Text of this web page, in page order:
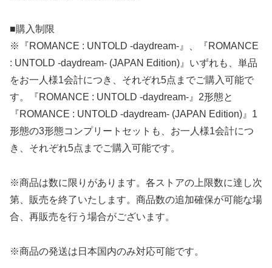
■購入制限
※『ROMANCE : UNTOLD -daydream-』、『ROMANCE
: UNTOLD -daydream- (JAPAN Edition)』いずれも、単品
をお一人様1会計につき、それぞれ5点までご購入可能で
す。『ROMANCE : UNTOLD -daydream-』2形態と
『ROMANCE : UNTOLD -daydream- (JAPAN Edition)』1
形態の3形態コンプリートセットも、お一人様1会計につ
き、それぞれ5点までご購入可能です。
※商品は数に限りがあります。各ストアの上限数に達し次
第、販売を終了いたします。商品数の追加確保が可能な場
合、再販売を行う場合がございます。
※商品の発送は日本国内のみ対応可能です。